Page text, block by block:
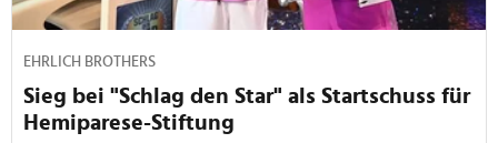
EHRLICH BROTHERS
Sieg bei "Schlag den Star" als Startschuss für
Hemiparese-Stiftung